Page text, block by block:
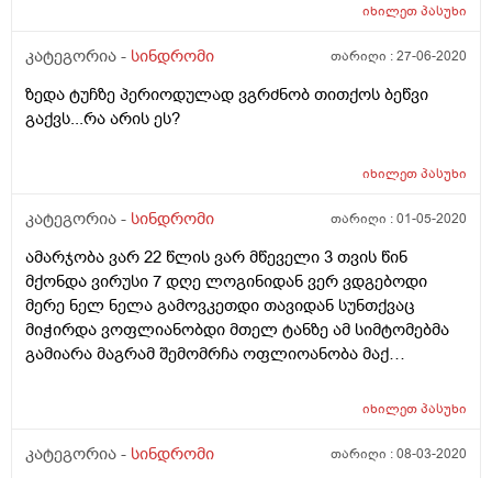
დაემატა თავში გაბრუების შეგრძნება, ზეწოლა გულ-
გამისინჯეს წნევა ელექტრო აპარატით 114/78 ზე
მქონდა, ძალიან ცუდად ვგრძნობდი თავს, ცოტახანში
გამისინჯეს და იგივენაირად 115/80 ზე იყო.
გამოწვევა? ჰაერის უკმარისობა და გაგუდვის
შეგრძნება ხშირად მაქვს, 1 წლის წინ ამის გამო მივედი
ექიმთან, გადავიღე ექო გულზე, მომისმინეს
ფილტვებზე მითხრეს მშვენივრად სუნთქავო,
გამისინჯეს სატურაცია ეგეც ნორმაში მქონდა, ჩიყვი
არ მაქვს. გულზე მაქვს მიტრალური სარქველის
პროლაფსი, რეგურგიტაციით +1 ამდე, ეხო აღარ
ბრალი შეიძლება იყოს და აუცილებელია ექიმთან
უკმარისობა, მგონია რომ ვიხრჩობი. 20 წლის ვარ.
იხილეთპასუხი
კატეგორია - სინდრომი თარიღი :27-06-2020
ზედა ტუჩზე პერიოდულად ვგრძნობ თითქოს ბეწვი
გაქვს...რა არის ეს?
იხილეთპასუხი
კატეგორია - სინდრომი თარიღი :01-05-2020
ამარჯობა ვარ 22 წლის ვარ მწეველი 3 თვის წინ
მქონდა ვირუსი 7 დღე ლოგინიდან ვერ ვდგებოდი
მერე ნელ ნელა გამოვკეთდი თავიდან სუნთქვაც
მიჭირდა ვოფლიანობდი მთელ ტანზე ამ სიმტომებმა
გამიარა მაგრამ შემომრჩა ოფლიოანობა მაქ
კიდე სიცხე 37 ხან 1 და 2ზეც ასულა ფილტვებზე
ვირუსის მერე იცის 1 თვე სისუსტეო მარა 3ე თვეა უკვე
იხილეთპასუხი
კატეგორია - სინდრომი თარიღი :08-03-2020